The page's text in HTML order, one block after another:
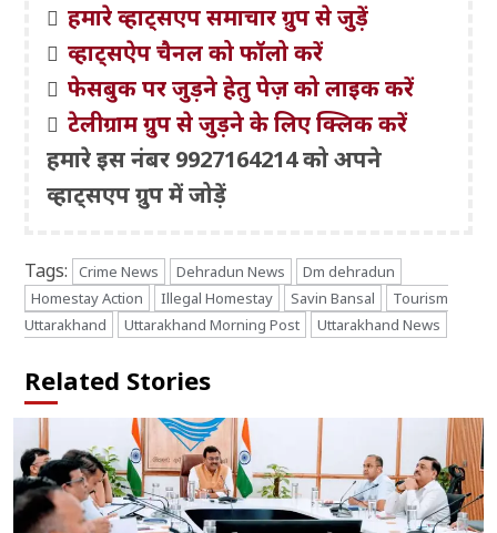
हमारे व्हाट्सएप समाचार ग्रुप से जुड़ें
व्हाट्सऐप चैनल को फॉलो करें
फेसबुक पर जुड़ने हेतु पेज़ को लाइक करें
टेलीग्राम ग्रुप से जुड़ने के लिए क्लिक करें
हमारे इस नंबर 9927164214 को अपने
व्हाट्सएप ग्रुप में जोड़ें
Tags: Crime News Dehradun News
Dm dehradun
Homestay Action
Illegal Homestay Savin Bansal
Tourism
Uttarakhand
Uttarakhand Morning Post Uttarakhand News
Related Stories